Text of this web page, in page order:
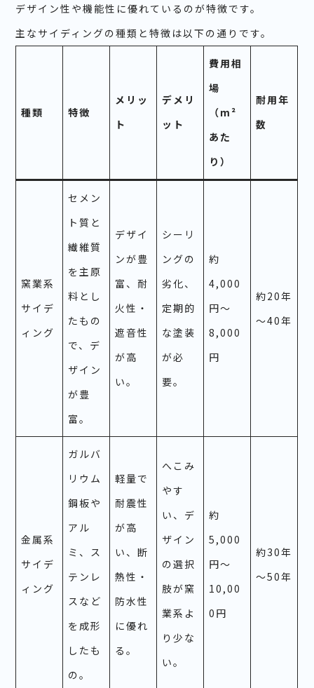
デザイン性や機能性に優れているのが特徴です。
主なサイディングの種類と特徴は以下の通りです。
種類 特徴
メリッ
ト
デメリ
ット
費用相
場
（m²
あた
り）
耐用年
数
窯業系
サイデ
ィング
セメン
ト質と
繊維質
を主原
料とし
たもの
で、デ
ザイン
が豊
富。
デザイ
ンが豊
富、耐
火性・
遮音性
が高
い。
シーリ
ングの
劣化、
定期的
な塗装
が必
要。
約
4,000
円～
8,000
円
約20年
～40年
金属系
サイデ
ィング
ガルバ
リウム
鋼板や
アル
ミ、ス
テンレ
スなど
を成形
したも
の。
軽量で
耐震性
が高
い、断
熱性・
防水性
に優れ
る。
へこみ
やす
い、デ
ザイン
の選択
肢が窯
業系よ
り少な
い。
約
5,000
円～
10,00
0円
約30年
～50年